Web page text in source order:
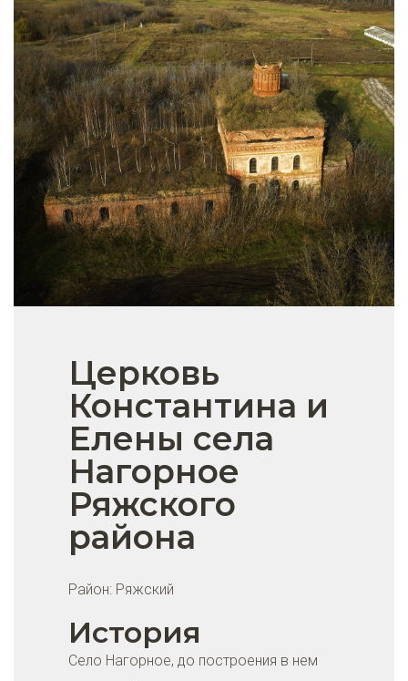
Церковь
Константина и
Елены села
Нагорное
Ряжского
района
Район: Ряжский
История
Село Нагорное, до построения в нем